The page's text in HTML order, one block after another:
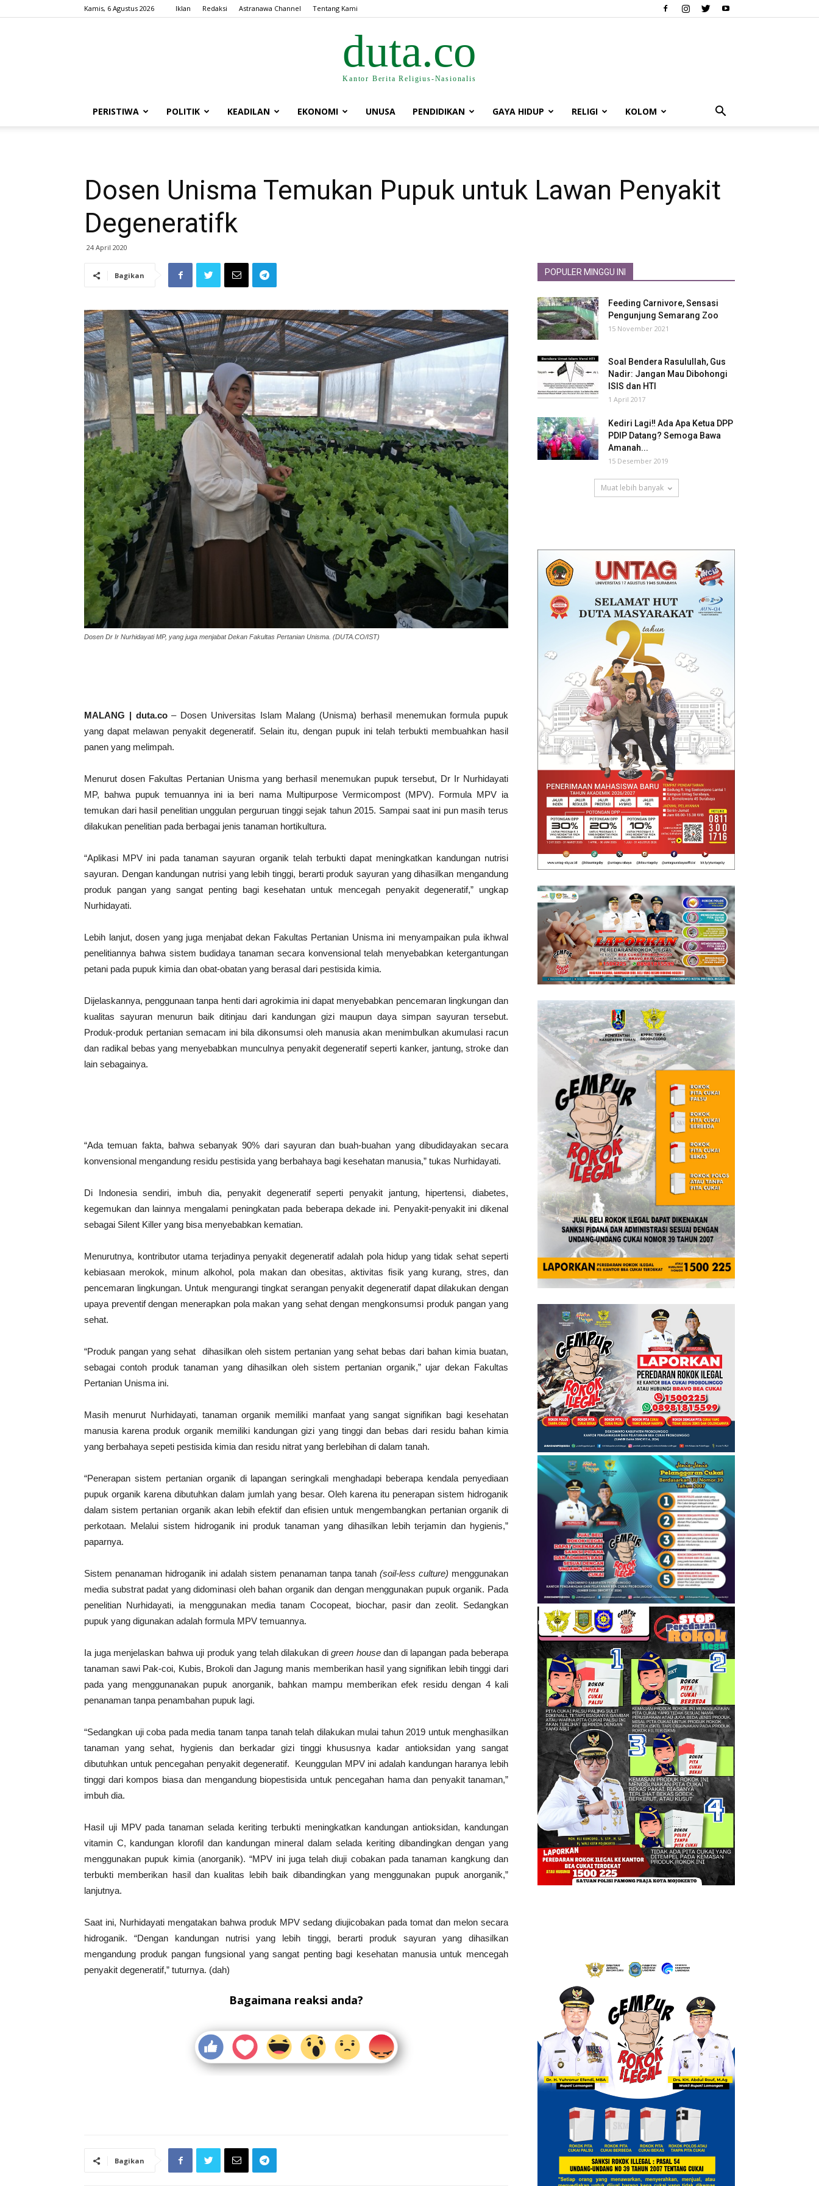
Kamis, 6 Agustus 2026 Iklan Redaksi Astranawa Channel Tentang Kami
duta.co
Kantor Berita Religius-Nasionalis
PERISTIWA POLITIK KEADILAN EKONOMI UNUSA PENDIDIKAN GAYA HIDUP RELIGI KOLOM
Dosen Unisma Temukan Pupuk untuk Lawan Penyakit
Degeneratifk
24 April 2020
Bagikan
Dosen Dr Ir Nurhidayati MP, yang juga menjabat Dekan Fakultas Pertanian Unisma. (DUTA.CO/IST)
MALANG | duta.co– Dosen Universitas Islam Malang (Unisma) berhasil menemukan formula pupuk
yang dapat melawan penyakit degeneratif. Selain itu, dengan pupuk ini telah terbukti membuahkan hasil
panen yang melimpah.
Menurut dosen Fakultas Pertanian Unisma yang berhasil menemukan pupuk tersebut, Dr Ir Nurhidayati
MP, bahwa pupuk temuannya ini ia beri nama Multipurpose Vermicompost (MPV). Formula MPV ia
temukan dari hasil penelitian unggulan perguruan tinggi sejak tahun 2015. Sampai saat ini pun masih terus
dilakukan penelitian pada berbagai jenis tanaman hortikultura.
“Aplikasi MPV ini pada tanaman sayuran organik telah terbukti dapat meningkatkan kandungan nutrisi
sayuran. Dengan kandungan nutrisi yang lebih tinggi, berarti produk sayuran yang dihasilkan mengandung
produk pangan yang sangat penting bagi kesehatan untuk mencegah penyakit degeneratif,” ungkap
Nurhidayati.
Lebih lanjut, dosen yang juga menjabat dekan Fakultas Pertanian Unisma ini menyampaikan pula ikhwal
penelitiannya bahwa sistem budidaya tanaman secara konvensional telah menyebabkan ketergantungan
petani pada pupuk kimia dan obat-obatan yang berasal dari pestisida kimia.
Dijelaskannya, penggunaan tanpa henti dari agrokimia ini dapat menyebabkan pencemaran lingkungan dan
kualitas sayuran menurun baik ditinjau dari kandungan gizi maupun daya simpan sayuran tersebut.
Produk-produk pertanian semacam ini bila dikonsumsi oleh manusia akan menimbulkan akumulasi racun
dan radikal bebas yang menyebabkan munculnya penyakit degeneratif seperti kanker, jantung, stroke dan
lain sebagainya.
“Ada temuan fakta, bahwa sebanyak 90% dari sayuran dan buah-buahan yang dibudidayakan secara
konvensional mengandung residu pestisida yang berbahaya bagi kesehatan manusia,” tukas Nurhidayati.
Di Indonesia sendiri, imbuh dia, penyakit degeneratif seperti penyakit jantung, hipertensi, diabetes,
kegemukan dan lainnya mengalami peningkatan pada beberapa dekade ini. Penyakit-penyakit ini dikenal
sebagai Silent Killer yang bisa menyebabkan kematian.
Menurutnya, kontributor utama terjadinya penyakit degeneratif adalah pola hidup yang tidak sehat seperti
kebiasaan merokok, minum alkohol, pola makan dan obesitas, aktivitas fisik yang kurang, stres, dan
pencemaran lingkungan. Untuk mengurangi tingkat serangan penyakit degeneratif dapat dilakukan dengan
upaya preventif dengan menerapkan pola makan yang sehat dengan mengkonsumsi produk pangan yang
sehat.
“Produk pangan yang sehat dihasilkan oleh sistem pertanian yang sehat bebas dari bahan kimia buatan,
sebagai contoh produk tanaman yang dihasilkan oleh sistem pertanian organik,” ujar dekan Fakultas
Pertanian Unisma ini.
Masih menurut Nurhidayati, tanaman organik memiliki manfaat yang sangat signifikan bagi kesehatan
manusia karena produk organik memiliki kandungan gizi yang tinggi dan bebas dari residu bahan kimia
yang berbahaya sepeti pestisida kimia dan residu nitrat yang berlebihan di dalam tanah.
“Penerapan sistem pertanian organik di lapangan seringkali menghadapi beberapa kendala penyediaan
pupuk organik karena dibutuhkan dalam jumlah yang besar. Oleh karena itu penerapan sistem hidroganik
dalam sistem pertanian organik akan lebih efektif dan efisien untuk mengembangkan pertanian organik di
perkotaan. Melalui sistem hidroganik ini produk tanaman yang dihasilkan lebih terjamin dan hygienis,”
paparnya.
Sistem penanaman hidroganik ini adalah sistem penanaman tanpa tanah (soil-less culture) menggunakan
media substrat padat yang didominasi oleh bahan organik dan dengan menggunakan pupuk organik. Pada
penelitian Nurhidayati, ia menggunakan media tanam Cocopeat, biochar, pasir dan zeolit. Sedangkan
pupuk yang digunakan adalah formula MPV temuannya.
Ia juga menjelaskan bahwa uji produk yang telah dilakukan di green housedan di lapangan pada beberapa
tanaman sawi Pak-coi, Kubis, Brokoli dan Jagung manis memberikan hasil yang signifikan lebih tinggi dari
pada yang menggunanakan pupuk anorganik, bahkan mampu memberikan efek residu dengan 4 kali
penanaman tanpa penambahan pupuk lagi.
“Sedangkan uji coba pada media tanam tanpa tanah telah dilakukan mulai tahun 2019 untuk menghasilkan
tanaman yang sehat, hygienis dan berkadar gizi tinggi khususnya kadar antioksidan yang sangat
dibutuhkan untuk pencegahan penyakit degeneratif. Keunggulan MPV ini adalah kandungan haranya lebih
tinggi dari kompos biasa dan mengandung biopestisida untuk pencegahan hama dan penyakit tanaman,”
imbuh dia.
Hasil uji MPV pada tanaman selada keriting terbukti meningkatkan kandungan antioksidan, kandungan
vitamin C, kandungan klorofil dan kandungan mineral dalam selada keriting dibandingkan dengan yang
menggunakan pupuk kimia (anorganik). “MPV ini juga telah diuji cobakan pada tanaman kangkung dan
terbukti memberikan hasil dan kualitas lebih baik dibandingkan yang menggunakan pupuk anorganik,”
lanjutnya.
Saat ini, Nurhidayati mengatakan bahwa produk MPV sedang diujicobakan pada tomat dan melon secara
hidroganik. “Dengan kandungan nutrisi yang lebih tinggi, berarti produk sayuran yang dihasilkan
mengandung produk pangan fungsional yang sangat penting bagi kesehatan manusia untuk mencegah
penyakit degeneratif,” tuturnya. (dah)
Bagaimana reaksi anda?
Bagikan
POPULER MINGGU INI
Feeding Carnivore, Sensasi
Pengunjung Semarang Zoo
15 November 2021
Soal Bendera Rasulullah, Gus
Nadir: Jangan Mau Dibohongi
ISIS dan HTI
1 April 2017
Kediri Lagi‼ Ada Apa Ketua DPP
PDIP Datang? Semoga Bawa
Amanah...
15 Desember 2019
Muat lebih banyak